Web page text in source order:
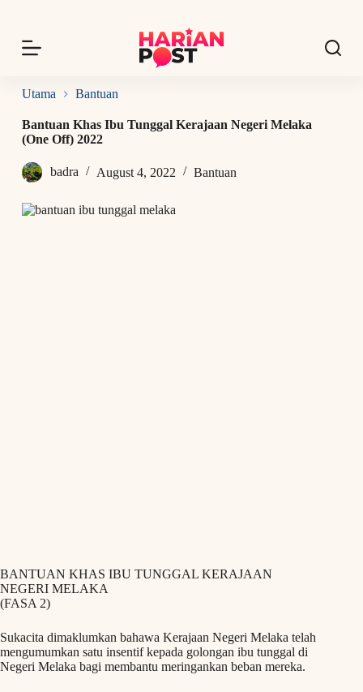
p
o
o
n
n
Utama Bantuan
Bantuan Khas Ibu Tunggal Kerajaan Negeri Melaka
(One Off) 2022
badra August 4, 2022 Bantuan
BANTUAN KHAS IBU TUNGGAL KERAJAAN
NEGERI MELAKA
(FASA 2)
Sukacita dimaklumkan bahawa Kerajaan Negeri Melaka telah
mengumumkan satu insentif kepada golongan ibu tunggal di
Negeri Melaka bagi membantu meringankan beban mereka.